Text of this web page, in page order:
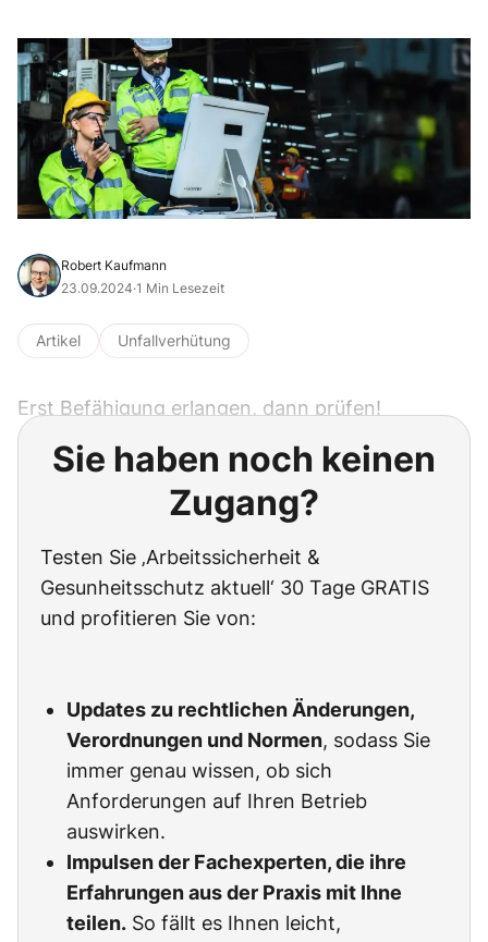
Robert Kaufmann
23.09.2024·1 Min Lesezeit
Artikel Unfallverhütung
Erst Befähigung erlangen, dann prüfen!
Sie haben noch keinen
Zugang?
Testen Sie ‚Arbeitssicherheit &
Gesunheitsschutz aktuell‘ 30 Tage GRATIS
und profitieren Sie von:
Updates zu rechtlichen Änderungen,
Verordnungen und Normen, sodass Sie
immer genau wissen, ob sich
Anforderungen auf Ihren Betrieb
auswirken.
Impulsen der Fachexperten, die ihre
Erfahrungen aus der Praxis mit Ihne
teilen. So fällt es Ihnen leicht,